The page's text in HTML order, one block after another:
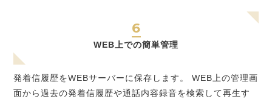
6
WEB上での簡単管理
発着信履歴をWEBサーバーに保存します。 WEB上の管理画
面から過去の発着信履歴や通話内容録音を検索して再生す